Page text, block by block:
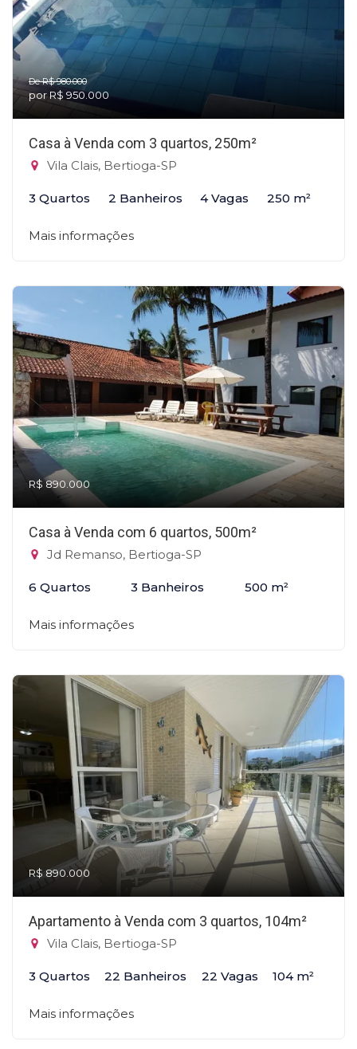
De R$ 980.000
por R$ 950.000
Casa à Venda com 3 quartos, 250m²
Vila Clais, Bertioga-SP
3 Quartos 2 Banheiros 4 Vagas 250 m²
Mais informações
R$ 890.000
Casa à Venda com 6 quartos, 500m²
Jd Remanso, Bertioga-SP
6 Quartos 3 Banheiros 500 m²
Mais informações
R$ 890.000
Apartamento à Venda com 3 quartos, 104m²
Vila Clais, Bertioga-SP
3 Quartos 22 Banheiros 22 Vagas 104 m²
Mais informações